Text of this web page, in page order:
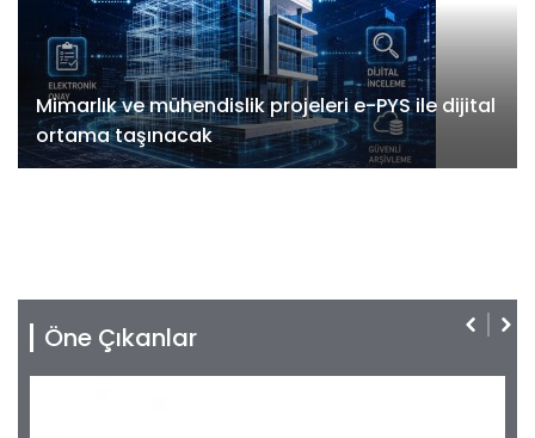
Mimarlık ve mühendislik projeleri e-PYS ile dijital
ortama taşınacak
Öne Çıkanlar